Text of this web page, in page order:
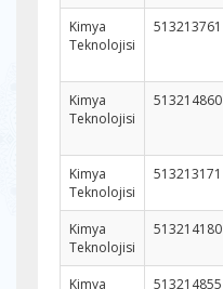
Kimya
Teknolojisi
513213761
Kimya
Teknolojisi
513214860
Kimya
Teknolojisi
513213171
Kimya
Teknolojisi
513214180
Kimya
513214855